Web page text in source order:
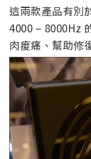
這兩款產品有別
4000 – 8000Hz
肉痠痛、幫助修